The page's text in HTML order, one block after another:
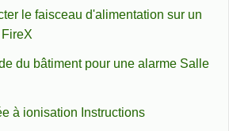
le faisceau d'alimentation sur un
du bâtiment pour une alarme Salle
à ionisation Instructions